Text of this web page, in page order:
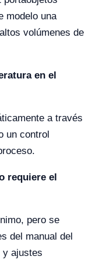
modelo una
volúmenes de
en el
a través
un control
requiere el
pero se
del manual del
y ajustes